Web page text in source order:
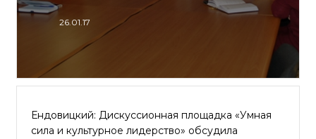
26.01.17
Ендовицкий: Дискуссионная площадка «Умная
сила и культурное лидерство» обсудила